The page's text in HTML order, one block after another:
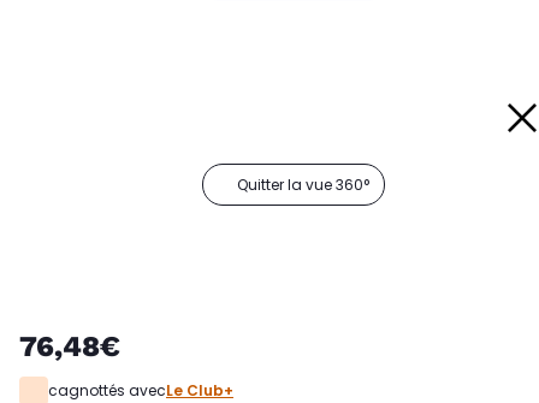
Quitter la vue 360°
76,48€
cagnottés avecLe Club+